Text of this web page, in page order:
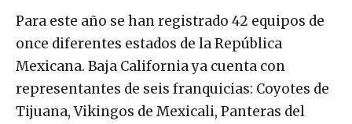
Para este año se han registrado 42 equipos de
once diferentes estados de la República
Mexicana. Baja California ya cuenta con
representantes de seis franquicias: Coyotes de
Tijuana, Vikingos de Mexicali, Panteras del